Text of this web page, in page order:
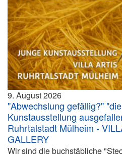
9. August 2026
"Abwechslung gefällig?"
Kunstausstellung
Ruhrtalstadt Mülheim -
GALLERY
Wir sind die buchstäbliche